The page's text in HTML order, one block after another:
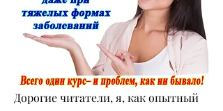
Дорогие читатели, я, как опытный